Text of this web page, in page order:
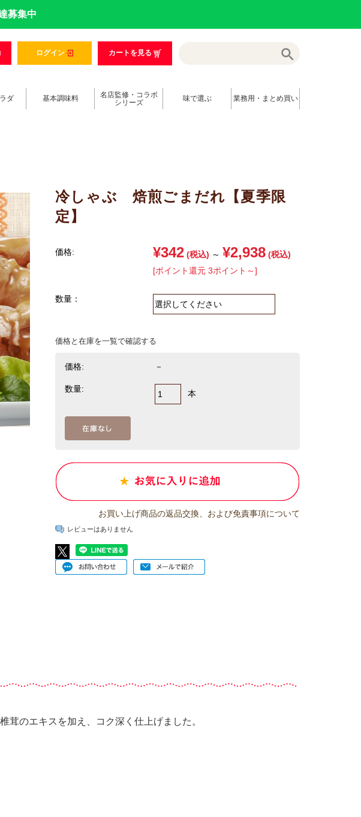
募集中
ログイン カートを見る
ダ 基本調味料
名店監修・コラボ
シリーズ
味で選ぶ 業務用・まとめ買い
冷しゃぶ 焙煎ごまだれ【夏季限
定】
価格: ¥342 (税込) ～ ¥2,938 (税込)
[ポイント還元 3ポイント～]
数量：
価格と在庫を一覧で確認する
価格: －
数量: 本
お買い上げ商品の返品交換、および免責事項について
レビューはありません
茸のエキスを加え、コク深く仕上げました。